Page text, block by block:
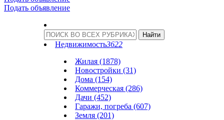
Подать объявление
Недвижимость3622
Жилая (1878)
Новостройки (31)
Дома (154)
Коммерческая (286)
Дачи (452)
Гаражи, погреба (607)
Земля (201)